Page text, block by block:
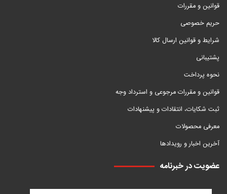
قوانین و مقررات
حریم خصوصی
شرایط و قوانین ارسال کالا
پشتیبانی
نحوه پرداخت
قوانین و مقررات مرجوعی و استرداد وجه
ثبت شکایات، انتقادات و پیشنهادات
معرفی محصولات
آخرین اخبار و رویدادها
عضویت در خبرنامه